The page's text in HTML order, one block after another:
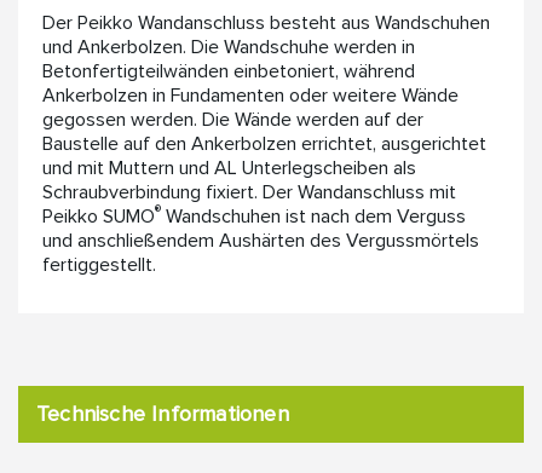
Der Peikko Wandanschluss besteht aus Wandschuhen
und Ankerbolzen. Die Wandschuhe werden in
Betonfertigteilwänden einbetoniert, während
Ankerbolzen in Fundamenten oder weitere Wände
gegossen werden. Die Wände werden auf der
Baustelle auf den Ankerbolzen errichtet, ausgerichtet
und mit Muttern und AL Unterlegscheiben als
Schraubverbindung fixiert. Der Wandanschluss mit
Peikko SUMO® Wandschuhen ist nach dem Verguss
und anschließendem Aushärten des Vergussmörtels
fertiggestellt.
Technische Informationen